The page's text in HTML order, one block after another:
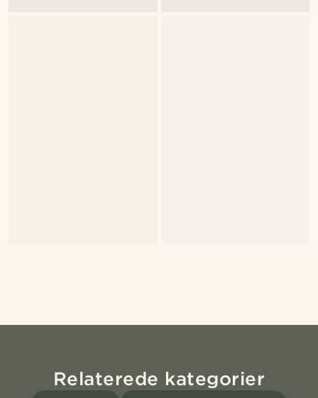
Relaterede kategorier